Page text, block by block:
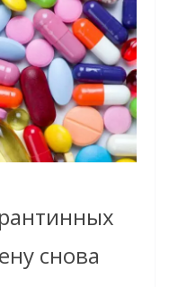
снова